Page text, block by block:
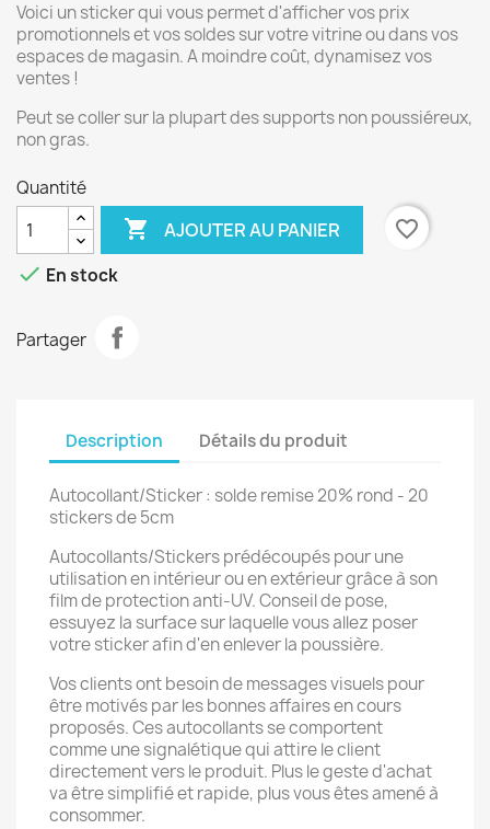
Voici un sticker qui vous permet d'afficher vos prix
promotionnels et vos soldes sur votre vitrine ou dans vos
espaces de magasin. A moindre coût, dynamisez vos
ventes !
Peut se coller sur la plupart des supports non poussiéreux,
non gras.
Quantité
 AJOUTER AU PANIER
favorite_border
 En stock
Partager
Description Détails du produit
Autocollant/Sticker : solde remise 20% rond - 20
stickers de 5cm
Autocollants/Stickers prédécoupés pour une
utilisation en intérieur ou en extérieur grâce à son
film de protection anti-UV. Conseil de pose,
essuyez la surface sur laquelle vous allez poser
votre sticker afin d'en enlever la poussière.
Vos clients ont besoin de messages visuels pour
être motivés par les bonnes affaires en cours
proposés. Ces autocollants se comportent
comme une signalétique qui attire le client
directement vers le produit. Plus le geste d'achat
va être simplifié et rapide, plus vous êtes amené à
consommer.